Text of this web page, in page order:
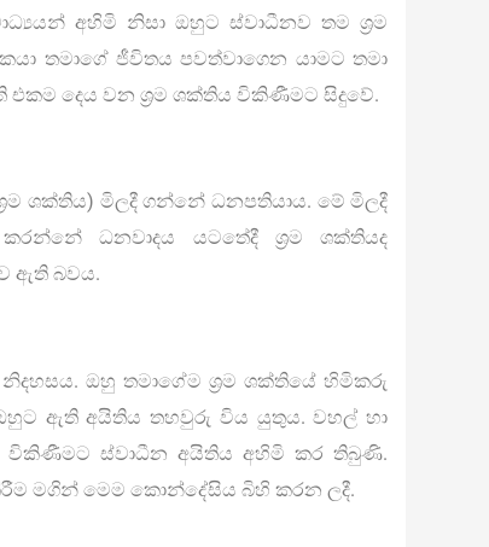
අහිමි නිසා ඔහුට ස්වාධීනව තම ශ්‍රම
තමාගේ ජීවිතය පවත්වාගෙන යාමට තමා
දෙය වන ශ්‍රම ශක්තිය විකිණීමට සිදුවේ.
ශක්තිය) මිලදී ගන්නේ ධනපතියාය. මේ මිලදී
ධනවාදය යටතේදී ශ්‍රම ශක්තියද
ඇති බවය.
ඔහු තමාගේම ශ්‍රම ශක්තියේ හිමිකරු
ඇති අයිතිය තහවුරු විය යුතුය. වහල් හා
විකිණීමට ස්වාධීන අයිතිය අහිමි කර තිබුණි.
මගින් මෙම කොන්දේසිය බිහි කරන ලදී.